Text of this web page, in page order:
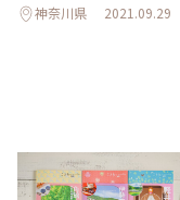
神奈川県 2021.09.29